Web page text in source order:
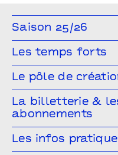
Saison 25/26
Toute la saison
Cirque Magie
Projet participatif
En famille Ateliers
Les temps forts
Génération(s) - Saison
Projet participatif :
Le pôle de
Ailleurs & Ici • PIPD
Artistes en résidence
Résidences
La billetterie &
abonnements
Comment réserver ?
Les infos